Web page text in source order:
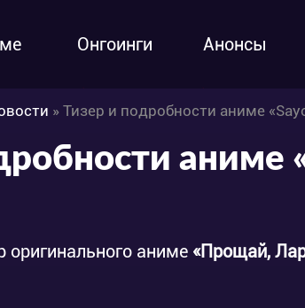
Онгоинги Анонсы
» Тизер и подробности аниме
аниме
аниме «Прощай,